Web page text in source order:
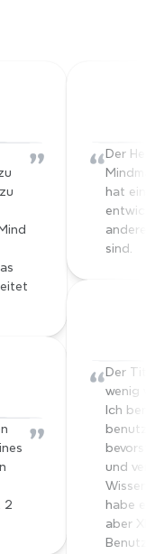
”
2
”
“ Der
hat
sind.
“ Der
wenig
Ich
und
habe
aber